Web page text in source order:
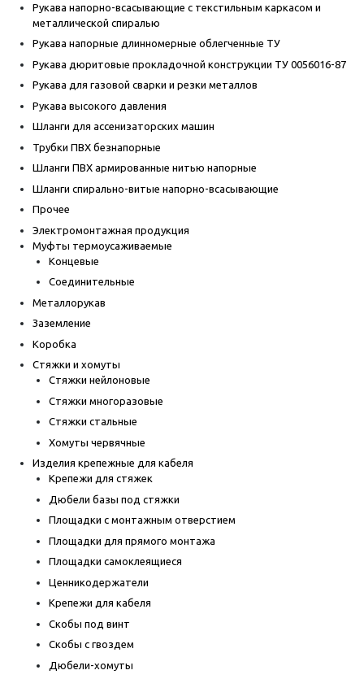
Рукава напорно-всасывающие с текстильным каркасом и
металлической спиралью
Рукава напорные длинномерные облегченные ТУ
Рукава дюритовые прокладочной конструкции ТУ 0056016-87
Рукава для газовой сварки и резки металлов
Рукава высокого давления
Шланги для ассенизаторских машин
Трубки ПВХ безнапорные
Шланги ПВХ армированные нитью напорные
Шланги спирально-витые напорно-всасывающие
Прочее
Электромонтажная продукция
Муфты термоусаживаемые
Концевые
Соединительные
Металлорукав
Заземление
Коробка
Стяжки и хомуты
Стяжки нейлоновые
Стяжки многоразовые
Стяжки стальные
Хомуты червячные
Изделия крепежные для кабеля
Крепежи для стяжек
Дюбели базы под стяжки
Площадки с монтажным отверстием
Площадки для прямого монтажа
Площадки самоклеящиеся
Ценникодержатели
Крепежи для кабеля
Скобы под винт
Скобы с гвоздем
Дюбели-хомуты